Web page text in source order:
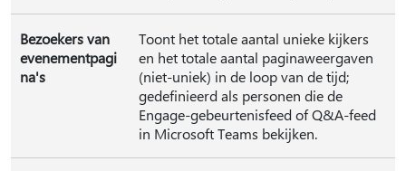
Bezoekers van
evenementpagi
na's
Toont het totale aantal unieke kijkers
en het totale aantal paginaweergaven
(niet-uniek) in de loop van de tijd;
gedefinieerd als personen die de
Engage-gebeurtenisfeed of Q&A-feed
in Microsoft Teams bekijken.